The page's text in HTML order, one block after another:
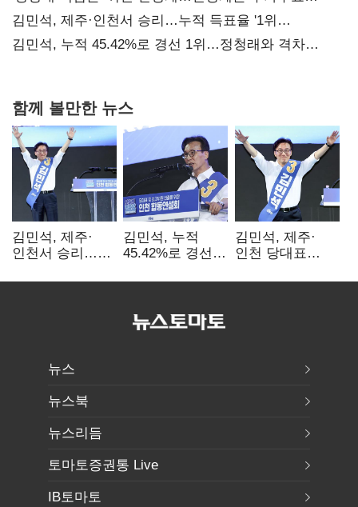
때리기
김민석, 제주·인천서 승리…누적 득표율 '1위
탈환'(종합)
김민석, 누적 45.42%로 경선 1위…정청래와 격차
함께 볼만한 뉴스
김민석, 제주·
인천서 승리…
탈환'(종합)
김민석, 누적
45.42%로 경선
격차
김민석, 제주·
인천 당대표
뉴스
뉴스북
뉴스리듬
토마토증권통 Live
IB토마토